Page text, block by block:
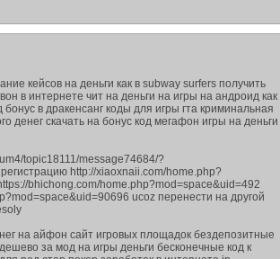
кейсов на деньги как в subway surfers получить
в интернете чит на деньги на игры на андроид как
бонус в дракенсанг коды для игры гта криминальная
денег скачать на бонус код мегафон игры на деньги
topic18111/message74684/?
http://xiaoxnaii.com/home.php?
bhichong.com/home.php?mod=space&uid=492
ucoz перенести на другой
на айфон сайт игровых площадок бездепозитные
за мод на игры деньги бесконечные код к